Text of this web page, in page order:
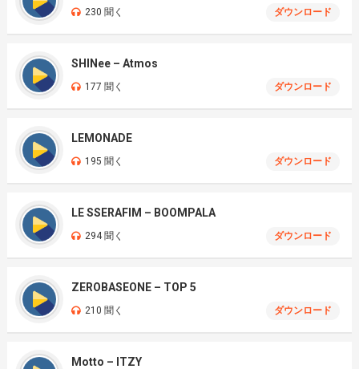
230 聞く ダウンロード
SHINee – Atmos
177 聞く ダウンロード
LEMONADE
195 聞く ダウンロード
LE SSERAFIM – BOOMPALA
294 聞く ダウンロード
ZEROBASEONE – TOP 5
210 聞く ダウンロード
Motto – ITZY